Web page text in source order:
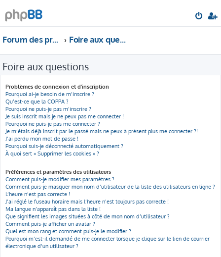
Forum des professionnels de l'impôt et de la comptabilité Foire aux questions
Foire aux questions
Problèmes de connexion et d’inscription
Pourquoi ai-je besoin de m’inscrire ?
Qu’est-ce que la COPPA ?
Pourquoi ne puis-je pas m’inscrire ?
Je suis inscrit mais je ne peux pas me connecter !
Pourquoi ne puis-je pas me connecter ?
Je m’étais déjà inscrit par le passé mais ne peux à présent plus me connecter ?!
J’ai perdu mon mot de passe !
Pourquoi suis-je déconnecté automatiquement ?
À quoi sert « Supprimer les cookies » ?
Préférences et paramètres des utilisateurs
Comment puis-je modifier mes paramètres ?
Comment puis-je masquer mon nom d’utilisateur de la liste des utilisateurs en ligne ?
L’heure n’est pas correcte !
J’ai réglé le fuseau horaire mais l’heure n’est toujours pas correcte !
Ma langue n’apparaît pas dans la liste !
Que signifient les images situées à côté de mon nom d’utilisateur ?
Comment puis-je afficher un avatar ?
Quel est mon rang et comment puis-je le modifier ?
Pourquoi m’est-il demandé de me connecter lorsque je clique sur le lien de courrier
électronique d’un utilisateur ?